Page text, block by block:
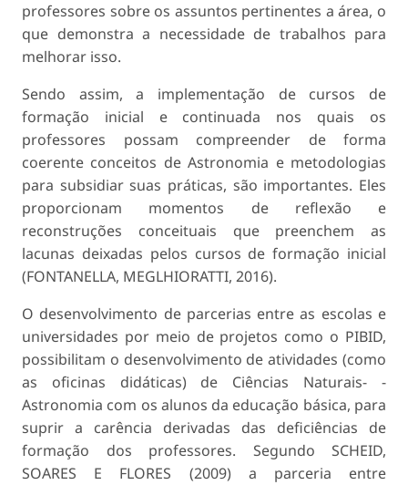
professores sobre os assuntos pertinentes a área, o
que demonstra a necessidade de trabalhos para
melhorar isso.
Sendo assim, a implementação de cursos de
formação inicial e continuada nos quais os
professores possam compreender de forma
coerente conceitos de Astronomia e metodologias
para subsidiar suas práticas, são importantes. Eles
proporcionam momentos de reflexão e
reconstruções conceituais que preenchem as
lacunas deixadas pelos cursos de formação inicial
(FONTANELLA, MEGLHIORATTI, 2016).
O desenvolvimento de parcerias entre as escolas e
universidades por meio de projetos como o PIBID,
possibilitam o desenvolvimento de atividades (como
as oficinas didáticas) de Ciências Naturais- -
Astronomia com os alunos da educação básica, para
suprir a carência derivadas das deficiências de
formação dos professores. Segundo SCHEID,
SOARES E FLORES (2009) a parceria entre